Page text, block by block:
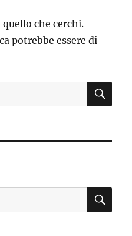
che cerchi.
potrebbe essere di